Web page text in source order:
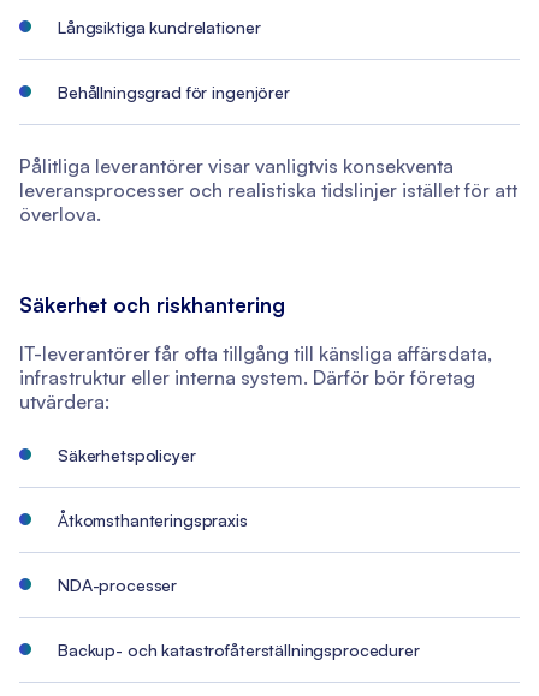
Långsiktiga kundrelationer
Behållningsgrad för ingenjörer
Pålitliga leverantörer visar vanligtvis konsekventa
leveransprocesser och realistiska tidslinjer istället för att
överlova.
Säkerhet och riskhantering
IT-leverantörer får ofta tillgång till känsliga affärsdata,
infrastruktur eller interna system. Därför bör företag
utvärdera:
Säkerhetspolicyer
Åtkomsthanteringspraxis
NDA-processer
Backup- och katastrofåterställningsprocedurer